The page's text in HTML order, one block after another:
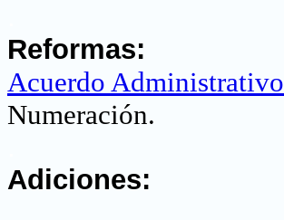
Reformas:
Acuerdo Administrativo
Numeración.
Adiciones: